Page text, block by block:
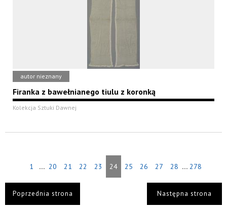
autor nieznany
Firanka z bawełnianego tiulu z koronką
Kolekcja Sztuki Dawnej
1 ... 20 21 22 23 24 25 26 27 28 ... 278
Poprzednia strona Następna strona